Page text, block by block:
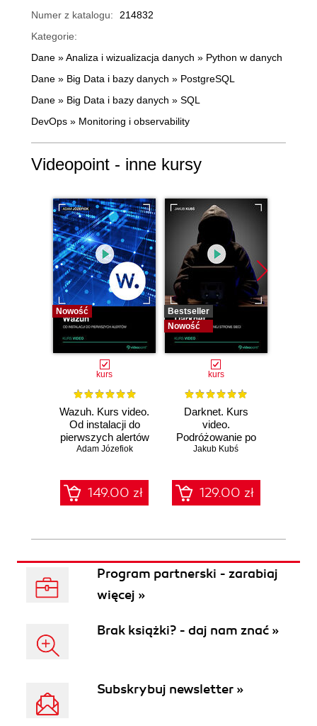
Numer z katalogu:
214832
Kategorie:
Dane »Analiza i wizualizacja danych » Python w danych
Dane » Big Data i bazy danych » PostgreSQL
Dane » Big Data i bazy danych » SQL
DevOps » Monitoring i observability
Videopoint - inne kursy
Nowość
kurs
Wazuh. Kurs video.
Od instalacji do
pierwszych alertów
Adam Józefiok
149.00 zł
Bestseller
Nowość
kurs
Darknet. Kurs
video.
Podróżowanie po
ciemnej stronie
Jakub Kubś
129.00 zł
Program partnerski - zarabiaj
więcej »
Brak książki? - daj nam znać »
Subskrybuj newsletter »